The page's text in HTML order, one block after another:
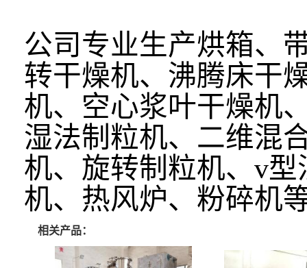
公司专业生产烘箱、
转干燥机、沸腾床干
机、空心浆叶干燥机
湿法制粒机、二维混
机、旋转制粒机、v
机、热风炉、粉碎机
相关产品：